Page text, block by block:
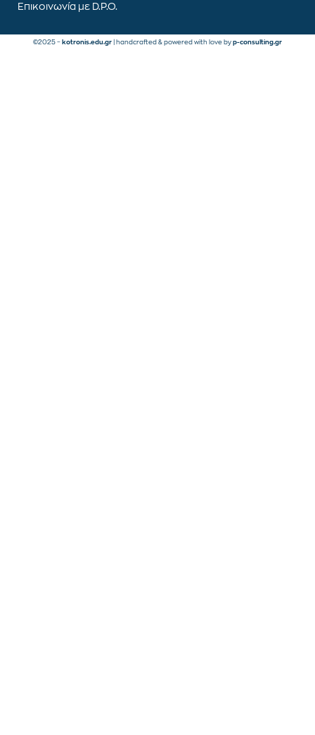
Επικοινωνία με D.P.O.
©2025 – kotronis.edu.gr | handcrafted & powered with love by p-consulting.gr